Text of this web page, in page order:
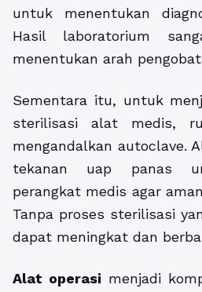
untuk menentukan
Hasil laboratorium
menentukan arah
Sementara itu, untuk
sterilisasi alat medis,
mengandalkan autoclave.
tekanan uap panas
perangkat medis agar
Tanpa proses sterilisasi
dapat meningkat dan
Alat operasi menjadi